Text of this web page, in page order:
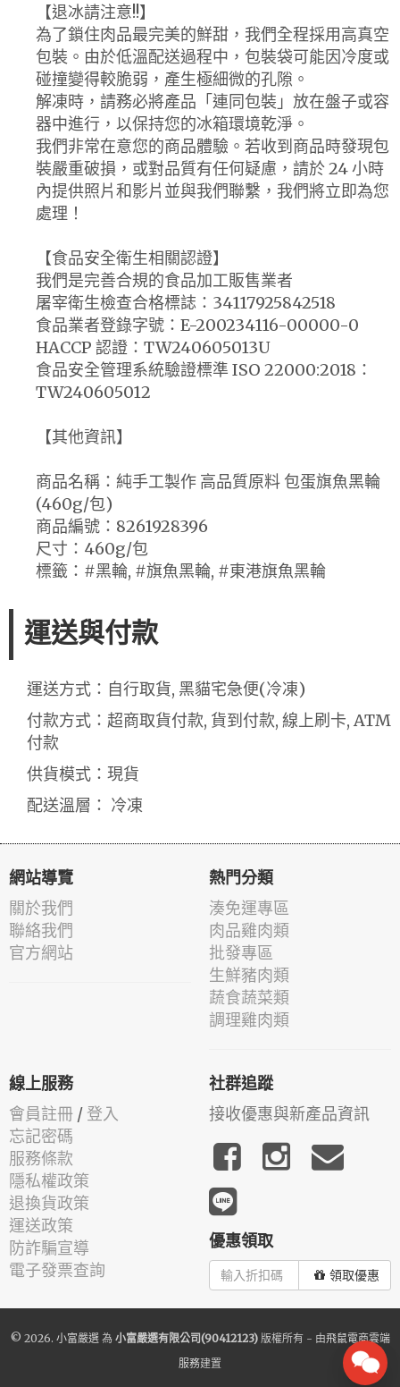
【退冰請注意!!】
為了鎖住肉品最完美的鮮甜，我們全程採用高真空
包裝。由於低溫配送過程中，包裝袋可能因冷度或
碰撞變得較脆弱，產生極細微的孔隙。
解凍時，請務必將產品「連同包裝」放在盤子或容
器中進行，以保持您的冰箱環境乾淨。
我們非常在意您的商品體驗。若收到商品時發現包
裝嚴重破損，或對品質有任何疑慮，請於 24 小時
內提供照片和影片並與我們聯繫，我們將立即為您
處理！
【食品安全衛生相關認證】
我們是完善合規的食品加工販售業者
屠宰衛生檢查合格標誌：34117925842518
食品業者登錄字號：E-200234116-00000-0
HACCP 認證：TW240605013U
食品安全管理系統驗證標準 ISO 22000:2018：
TW240605012
【其他資訊】
商品名稱：純手工製作 高品質原料 包蛋旗魚黑輪
(460g/包)
商品編號：8261928396
尺寸：460g/包
標籤：#黑輪, #旗魚黑輪, #東港旗魚黑輪
運送與付款
運送方式：自行取貨, 黑貓宅急便(冷凍)
付款方式：超商取貨付款, 貨到付款, 線上刷卡, ATM
付款
供貨模式：現貨
配送溫層： 冷凍
網站導覽
關於我們
聯絡我們
官方網站
熱門分類
湊免運專區
肉品雞肉類
批發專區
生鮮豬肉類
蔬食蔬菜類
調理雞肉類
線上服務
會員註冊 / 登入
忘記密碼
服務條款
隱私權政策
退換貨政策
運送政策
防詐騙宣導
電子發票查詢
社群追蹤
接收優惠與新產品資訊
優惠領取
領取優惠
© 2026. 小富嚴選為 小富嚴選有限公司(90412123)版權所有 - 由飛鼠電商雲端
服務建置